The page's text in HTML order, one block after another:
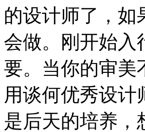
的设计师了，如
会做。刚开始入
要。当你的审美
用谈何优秀设
是后天的培养，